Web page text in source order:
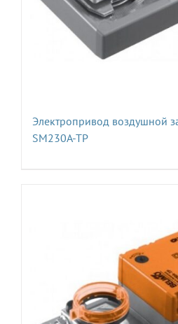
Электропривод воздушной
SM230A-TP